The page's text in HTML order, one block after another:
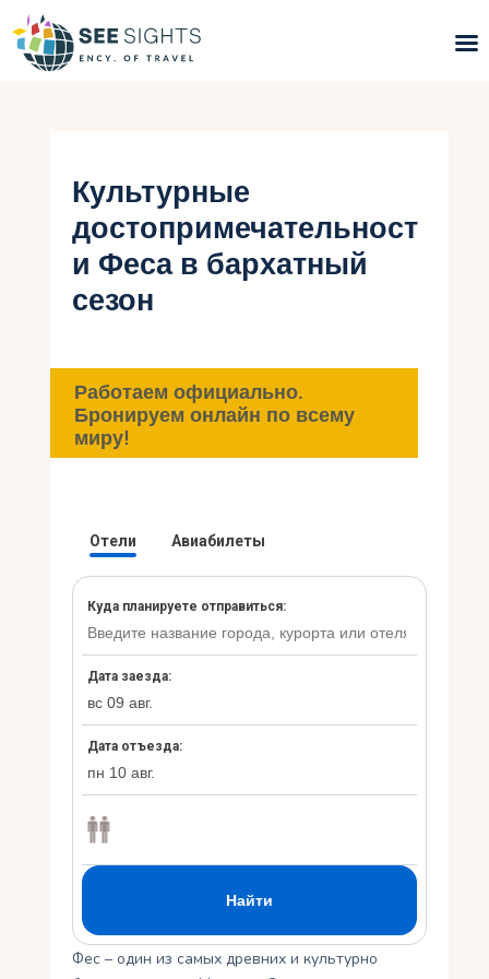
Горящие туры
Типы Туров
Страны
Блог
Контакты
Культурные
достопримечательност
и Феса в бархатный
сезон
Работаем официально.
Бронируем онлайн по всему
миру!
Фес – один из самых древних и культурно